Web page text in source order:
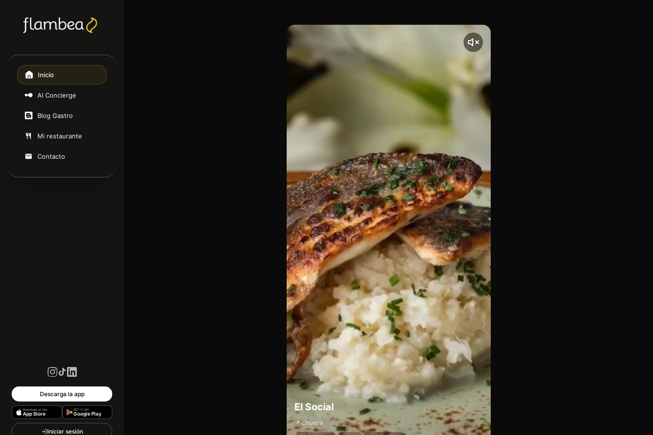
Inicio
AI Concierge
Blog Gastro
Mi restaurante
Contacto
Descarga la app
Download on the
App Store
GET IT ON
Google Play
Iniciar sesión
El Social
📍 Chueca
Ubicado en el corazón de Chueca, específicamente en la Calle de Hernán Cortés 19, El Social es
[00:00 - Escena 1: Introducción y Ambiente] El vídeo comienza con una toma de El Social,